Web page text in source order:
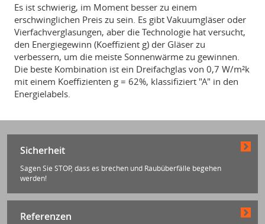
Es ist schwierig, im Moment besser zu einem
erschwinglichen Preis zu sein. Es gibt Vakuumgläser oder
Vierfachverglasungen, aber die Technologie hat versucht,
den Energiegewinn (Koeffizient g) der Gläser zu
verbessern, um die meiste Sonnenwärme zu gewinnen.
Die beste Kombination ist ein Dreifachglas von 0,7 W/m²k
mit einem Koeffizienten g = 62%, klassifiziert "A" in den
Energielabels.
Sicherheit
Sagen Sie STOP, dass es brechen und Raubüberfälle begehen
werden!
Referenzen